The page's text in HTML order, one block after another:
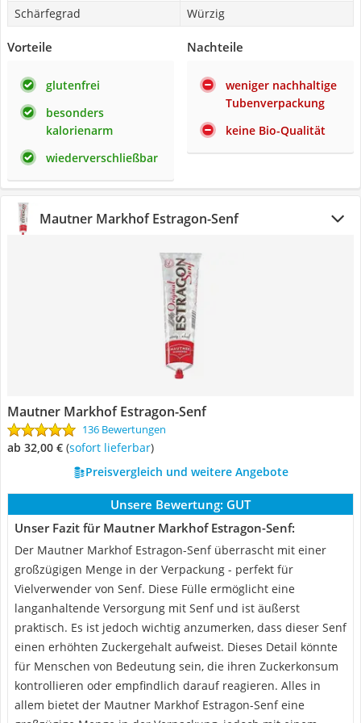
Schärfegrad Würzig
Vorteile
glutenfrei
besonders
kalorienarm
wiederverschließbar
Nachteile
weniger nachhaltige
Tubenverpackung
keine Bio-Qualität
Mautner Markhof Estragon-Senf
Mautner Markhof Estragon-Senf
136 Bewertungen
ab 32,00 € ( Sofort lieferbar)
Preisvergleich und weitere Angebote
Unsere Bewertung: GUT
Unser Fazit für Mautner Markhof Estragon-Senf:
Der Mautner Markhof Estragon-Senf überrascht mit einer
großzügigen Menge in der Verpackung - perfekt für
Vielverwender von Senf. Diese Fülle ermöglicht eine
langanhaltende Versorgung mit Senf und ist äußerst
praktisch. Es ist jedoch wichtig anzumerken, dass dieser Senf
einen erhöhten Zuckergehalt aufweist. Dieses Detail könnte
für Menschen von Bedeutung sein, die ihren Zuckerkonsum
kontrollieren oder empfindlich darauf reagieren. Alles in
allem bietet der Mautner Markhof Estragon-Senf eine